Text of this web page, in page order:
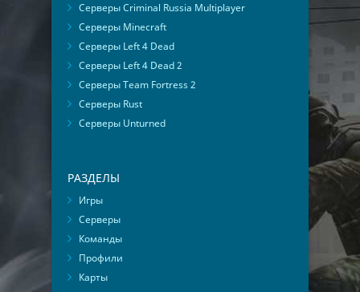
Серверы Criminal Russia Multiplayer
Серверы Minecraft
Серверы Left 4 Dead
Серверы Left 4 Dead 2
Серверы Team Fortress 2
Серверы Rust
Серверы Unturned
РАЗДЕЛЫ
Игры
Серверы
Команды
Профили
Карты